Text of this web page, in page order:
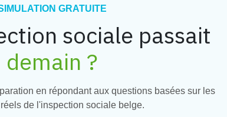
GRATUITE
sociale passait
demain ?
en répondant aux questions basées sur les
de l'inspection sociale belge.